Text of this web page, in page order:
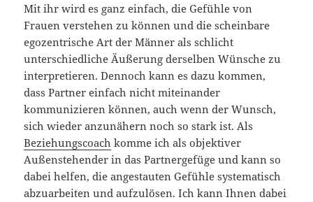
Mit ihr wird es ganz einfach, die Gefühle von
Frauen verstehen zu können und die scheinbare
egozentrische Art der Männer als schlicht
unterschiedliche Äußerung derselben Wünsche zu
interpretieren. Dennoch kann es dazu kommen,
dass Partner einfach nicht miteinander
kommunizieren können, auch wenn der Wunsch,
sich wieder anzunähern noch so stark ist. Als
Beziehungscoach komme ich als objektiver
Außenstehender in das Partnergefüge und kann so
dabei helfen, die angestauten Gefühle systematisch
abzuarbeiten und aufzulösen. Ich kann Ihnen dabei